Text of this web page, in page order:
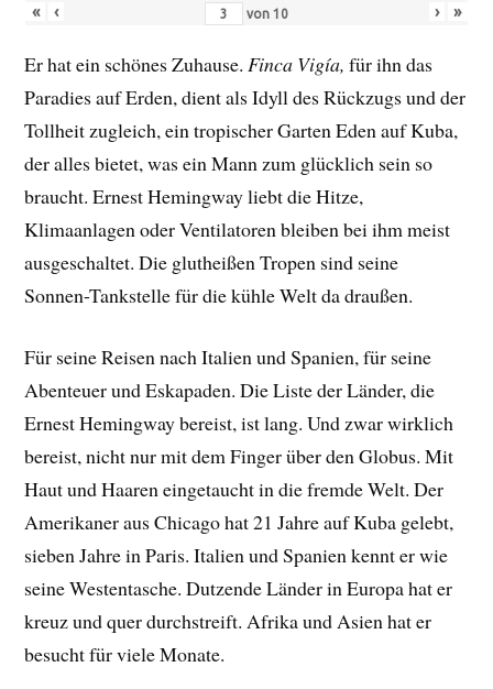
«
‹ von 10 › »
Er hat ein schönes Zuhause. Finca Vigía, für ihn das
Paradies auf Erden, dient als Idyll des Rückzugs und der
Tollheit zugleich, ein tropischer Garten Eden auf Kuba,
der alles bietet, was ein Mann zum glücklich sein so
braucht. Ernest Hemingway liebt die Hitze,
Klimaanlagen oder Ventilatoren bleiben bei ihm meist
ausgeschaltet. Die glutheißen Tropen sind seine
Sonnen-Tankstelle für die kühle Welt da draußen.
Für seine Reisen nach Italien und Spanien, für seine
Abenteuer und Eskapaden. Die Liste der Länder, die
Ernest Hemingway bereist, ist lang. Und zwar wirklich
bereist, nicht nur mit dem Finger über den Globus. Mit
Haut und Haaren eingetaucht in die fremde Welt. Der
Amerikaner aus Chicago hat 21 Jahre auf Kuba gelebt,
sieben Jahre in Paris. Italien und Spanien kennt er wie
seine Westentasche. Dutzende Länder in Europa hat er
kreuz und quer durchstreift. Afrika und Asien hat er
besucht für viele Monate.